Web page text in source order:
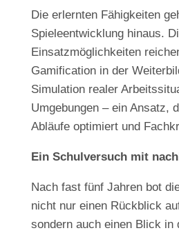
Die erlernten Fähigkeiten
Spieleentwicklung hinaus.
Einsatzmöglichkeiten
Gamification in der
Simulation realer
Umgebungen – ein Ansatz,
Abläufe optimiert und
Ein Schulversuch mit
Nach fast fünf Jahren bot
nicht nur einen Rückblick
sondern auch einen Blick in